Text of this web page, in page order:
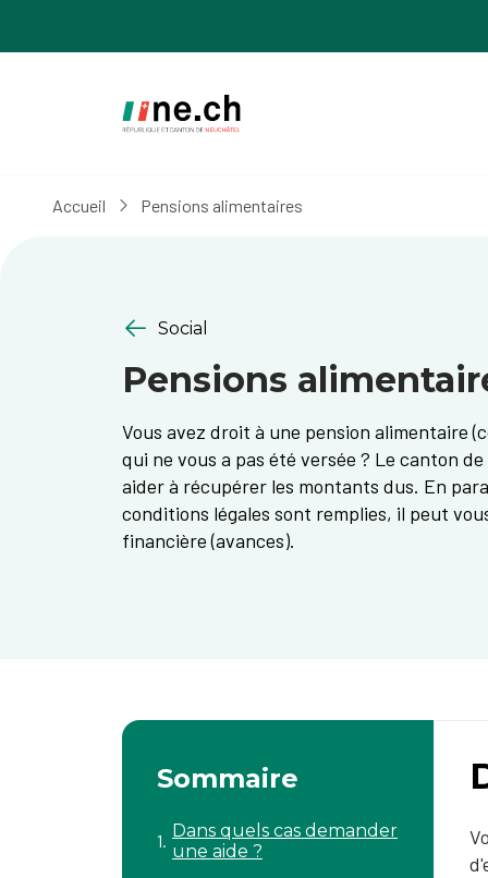
Accueil Pensions alimentaires
Social
Pensions
Vous avez droit à une pension alimentaire
qui ne vous a pas été versée ? Le canton
aider à récupérer les montants dus. En
conditions légales sont remplies, il peut
financière (avances).
Sommaire
Dans quels cas demander
une aide ?